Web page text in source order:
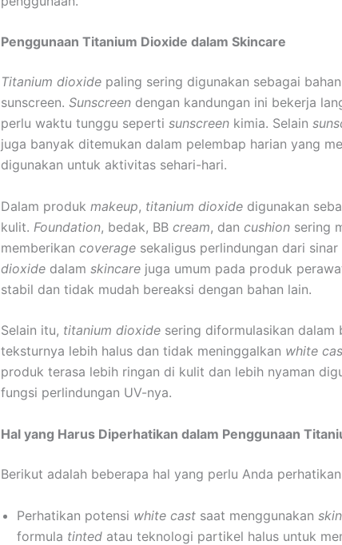
Penggunaan Titanium Dioxide dalam Skincare
Titanium dioxide paling sering digunakan sebagai
sunscreen. Sunscreen dengan kandungan ini bekerja
perlu waktu tunggu seperti sunscreen kimia. Selain
juga banyak ditemukan dalam pelembap harian yang
digunakan untuk aktivitas sehari-hari.
Dalam produk makeup, titanium dioxide digunakan
kulit. Foundation, bedak, BB cream, dan cushion sering
memberikan coverage sekaligus perlindungan dari
dioxide dalam skincare juga umum pada produk
stabil dan tidak mudah bereaksi dengan bahan lain.
Selain itu, titanium dioxide sering diformulasikan dalam
teksturnya lebih halus dan tidak meninggalkan white
produk terasa lebih ringan di kulit dan lebih nyaman
fungsi perlindungan UV-nya.
Hal yang Harus Diperhatikan dalam Penggunaan
Berikut adalah beberapa hal yang perlu Anda
Perhatikan potensi white cast saat menggunakan
formula tinted atau teknologi partikel halus untuk